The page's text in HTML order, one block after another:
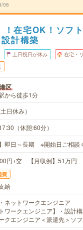
06
！在宅OK！ソフ
計構築
土日祝日が休み 在宅・
区
から徒歩1分
日休み）
（休憩:60分）
】即日～長期 ※開始日ご相談
円+交 【月収例】51万円
費
給
ネットワークエンジニア
ワークエンジニア】・設計
クエンジニア＜派遣先＞ソ